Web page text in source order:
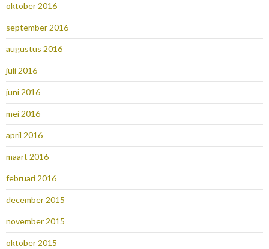
oktober 2016
september 2016
augustus 2016
juli 2016
juni 2016
mei 2016
april 2016
maart 2016
februari 2016
december 2015
november 2015
oktober 2015